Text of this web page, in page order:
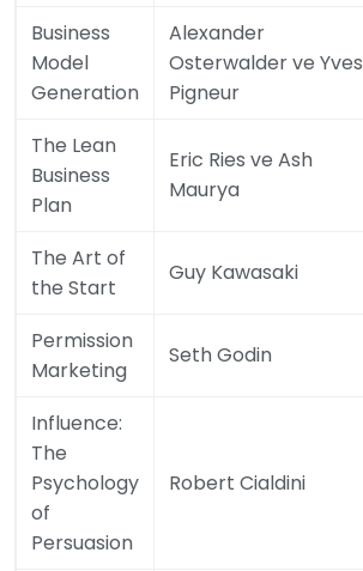
Business
Model
Generation
Alexander
Osterwalder ve Yves
Pigneur
The Lean
Business
Plan
Eric Ries ve Ash
Maurya
The Art of
the Start
Guy Kawasaki
Permission
Marketing
Seth Godin
Influence:
The
Psychology
of
Persuasion
Robert Cialdini